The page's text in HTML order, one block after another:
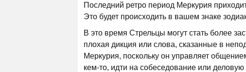
Последний ретро период Меркурия
Это будет происходить в вашем знаке
В это время Стрельцы могут стать более
плохая дикция или слова, сказанные в
Меркурия, поскольку он управляет
кем-то, идти на собеседование или деловую